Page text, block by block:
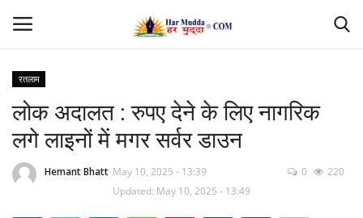
Home
Contact
रतलाम
लोक अदालत : रुपए देने के लिए नागरिक
लगे लाइनों में मगर सर्वर डाउन
Hemant Bhatt May 10, 2025 - 13:39
Updated: May 10, 2025 - 13:49
0 220